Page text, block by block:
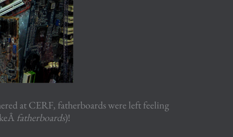
at CERF, fatherboards were left feeling
fatherboards)!